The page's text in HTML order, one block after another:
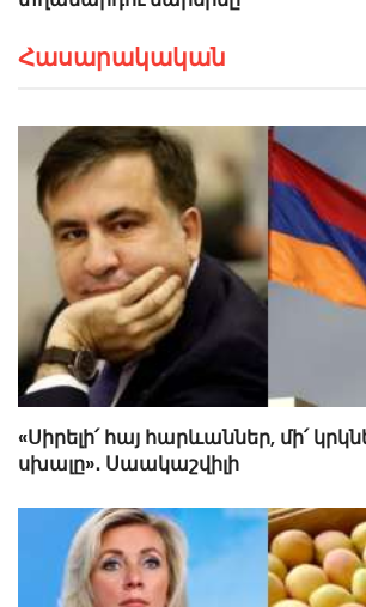
Հասարակական
«Սիրելի՛ հայ հարևաններ, մի՛
սխալը»․ Սաակաշվիլի